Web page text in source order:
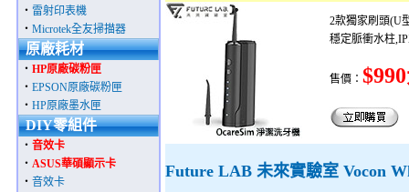
‧ 雷射印表機
‧ Microtek全友掃描器
原廠耗材
‧ HP原廠碳粉匣
‧ EPSON原廠碳粉匣
‧ HP原廠墨水匣
DIY零組件
‧ 音效卡
‧ ASUS華碩顯示卡
‧ 音效卡
2款獨家刷頭(U
穩定脈衝水柱
售價：
Future LAB 未來實驗室 Vocon